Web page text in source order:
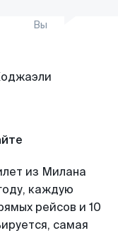
Вы
из Милана
каждую
рейсов и 10
самая